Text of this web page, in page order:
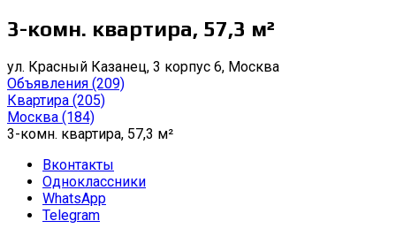
3-комн. квартира, 57,3 м²
ул. Красный Казанец, 3 корпус 6, Москва
Объявления (209)
Квартира (205)
Москва (184)
3-комн. квартира, 57,3 м²
Вконтакты
Одноклассники
WhatsApp
Telegram